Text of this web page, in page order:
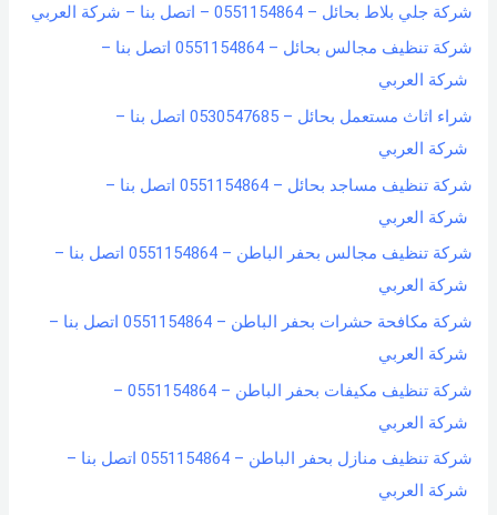
شركة جلي بلاط بحائل – 0551154864 – اتصل بنا – شركة العربي
شركة تنظيف مجالس بحائل – 0551154864 اتصل بنا –
شركة العربي
شراء اثاث مستعمل بحائل – 0530547685 اتصل بنا –
شركة العربي
شركة تنظيف مساجد بحائل – 0551154864 اتصل بنا –
شركة العربي
شركة تنظيف مجالس بحفر الباطن – 0551154864 اتصل بنا –
شركة العربي
شركة مكافحة حشرات بحفر الباطن – 0551154864 اتصل بنا –
شركة العربي
شركة تنظيف مكيفات بحفر الباطن – 0551154864 –
شركة العربي
شركة تنظيف منازل بحفر الباطن – 0551154864 اتصل بنا –
شركة العربي